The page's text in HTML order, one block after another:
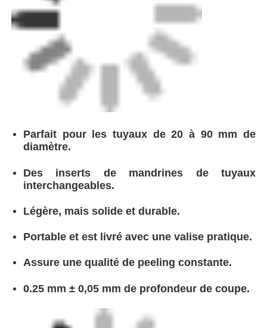
Parfait pour les tuyaux de 20 à 90 mm de
diamètre.
Des inserts de mandrines de tuyaux
interchangeables.
Légère, mais solide et durable.
Portable et est livré avec une valise pratique.
Assure une qualité de peeling constante.
0.25 mm ± 0,05 mm de profondeur de coupe.